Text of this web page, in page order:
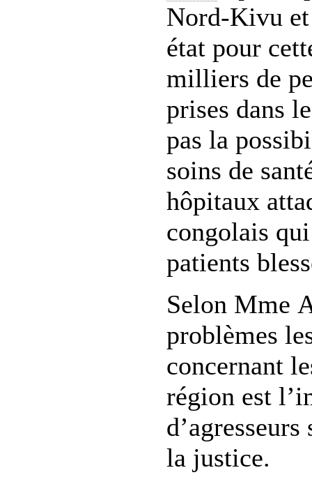
Nord-Kivu
état pour
milliers de
prises dans
pas la
soins de
hôpitaux
congolais
patients
Selon Mme
problèmes
concernant
région est
la justice.